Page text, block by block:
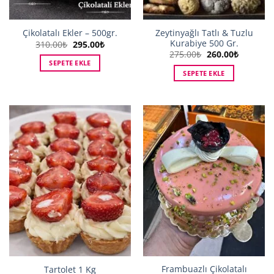
Çikolatalı Ekler – 500gr.
310.00₺ Orijinal
fiyat:
310.00₺.
295.00₺Şu
SEPETE EKLE
Zeytinyağlı Tatlı & Tuzlu
Kurabiye 500 Gr.
275.00₺ Orijinal
fiyat:
275.00₺.
260.00₺Şu
SEPETE EKLE
Tartolet 1 Kg
Frambuazlı Çikolatalı